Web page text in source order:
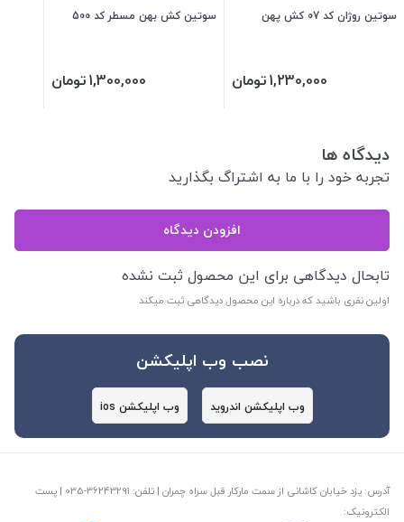
سوتین روژان کد 07 کش پهن
1,230,000تومان
سوتین کش بهن مسطر کد 500
1,300,000تومان
دیدگاه ها
تجربه خود را با ما به اشتراگ بگذارید
افزودن دیدگاه
تابحال دیدگاهی برای این محصول ثبت نشده
اولین نفری باشید که درباره این محصول دیدگاهی ثبت میکند
نصب وب اپلیکشن
وب اپلیکشن اندروید وب اپلیکشن ios
آدرس: یزد خیابان کاشانی از سمت مارکار قبل سراه چمران | تلفن: ‎035-36243291 | پست
الکترونیک: